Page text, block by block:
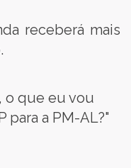
receberá mais
o que eu vou
para a PM-AL?"